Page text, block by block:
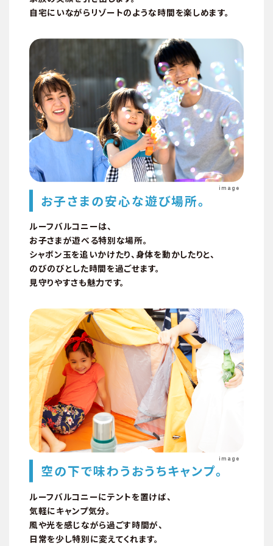
設備 & ゼッチエム
モデルルーム
構造・セキュリティ
自宅にいながらリゾートのような時間を楽しめます。
image
お子さまの安心な遊び場所。
ルーフバルコニーは、
お子さまが遊べる特別な場所。
シャボン玉を追いかけたり、身体を動かしたりと、
のびのびとした時間を過ごせます。
見守りやすさも魅力です。
image
空の下で味わうおうちキャンプ。
ルーフバルコニーにテントを置けば、
気軽にキャンプ気分。
風や光を感じながら過ごす時間が、
日常を少し特別に変えてくれます。